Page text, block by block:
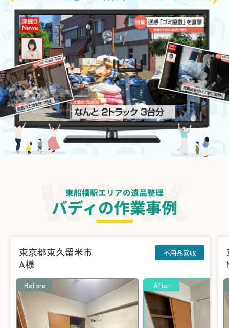
東船橋駅エリアの遺品整理
バディの作業事例
東京都東久留米市
A様
不用品回収
Before After